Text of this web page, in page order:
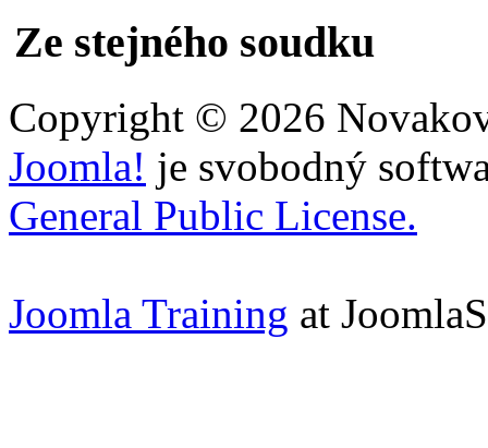
Ze stejného soudku
Copyright © 2026
Joomla! je svobodný
General Public License.
Joomla Training at